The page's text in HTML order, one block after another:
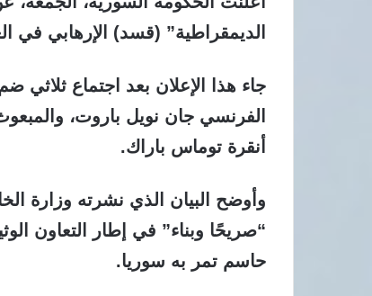
الديمقراطية” (قسد) الإرهابي
جاء هذا الإعلان بعد اجتماع ثلاثي
الفرنسي جان نويل باروت،
أنقرة توماس باراك.
وأوضح البيان الذي نشرته وزارة
“صريحًا وبناء” في إطار التعاون
حاسم تمر به سوريا.